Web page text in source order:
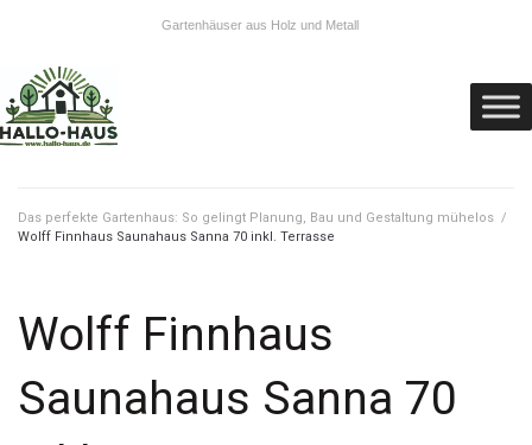
Gartenhäuser aus Holz und Metall
Das perfekte Gartenhaus: So gelingt Planung, Bau und Gestaltung mühelos /
Wolff Finnhaus Saunahaus Sanna 70 inkl. Terrasse
Wolff Finnhaus
Saunahaus Sanna 70